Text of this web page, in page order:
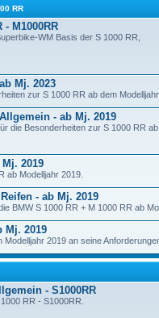
RR
- M1000RR
WM Basis der S 1000 RR,
Mj. 2023
zur S 1000 RR ab dem
- ab Mj. 2019
die Besonderheiten zur S 1000 RR
Mj. 2019
ab Modelljahr 2019.
- ab Mj. 2019
BMW S 1000 RR + M 1000 RR ab
Mj. 2019
Modelljahr 2019 an seine
- S1000RR
RR - S1000RR.